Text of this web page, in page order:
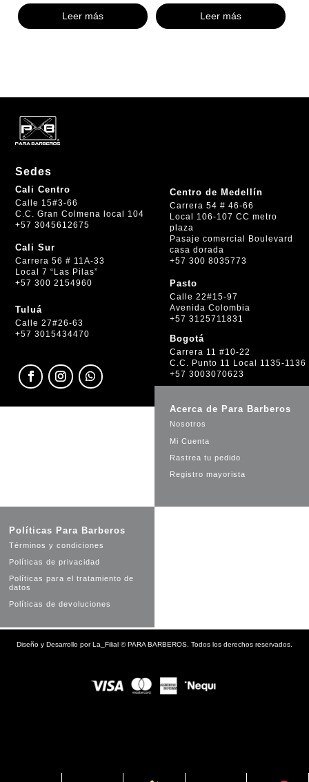
Leer más Leer más
Sedes
Cali Centro
Calle 15#3-66
C.C. Gran Colmena local 104
+57 3045612675
Cali Sur
Carrera 56 # 11A-33
Local 7 “Las Pilas”
+57 300 2154960
Tuluá
Calle 27#26-63
+57 3015434470
Centro de Medellín
Carrera 54 # 46-66
Local 106-107 CC metro
plaza
Pasaje comercial Boulevard
casa dorada
+57 300 8035773
Pasto
Calle 22#15-97
Avenida Colombia
+57 3125711831
Bogotá
Carrera 11 #10-22
C.C. Punto 11 Local 1135-1136
+57 3003070623
Acerca de Para Barberos
Nosotros
Mi Cuenta
Rastrea tu pedido
Registro mayorista
Políticas Para Barberos
Términos y condiciones
Políticas de privacidad
Políticas para el tratamiento de
datos
Políticas de devoluciones
Diseño y Desarrollo porLa_Filial ©PARA BARBEROS. Todos los derechos reservados.